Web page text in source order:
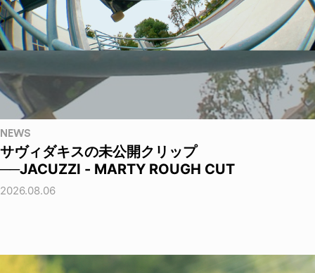
NEWS
サヴィダキスの未公開クリップ
──JACUZZI - MARTY ROUGH CUT
2026.08.06